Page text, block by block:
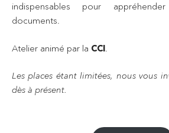
indispensables pour
documents.
Atelier animé par la CCI
Les places étant limitées, nous vous
dès à présent.